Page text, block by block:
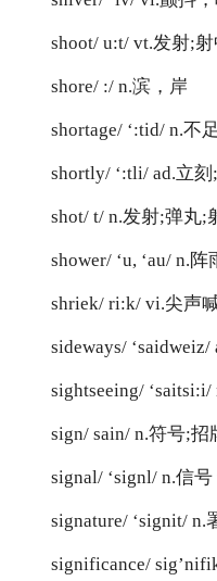
shoot/ u:t/ vt.发射;
shore/ :/ n.滨，岸
shortage/ ‘:tid/ n.不
shortly/ ‘:tli/ ad.立
shot/ t/ n.发射;弹丸;
shower/ ‘u, ‘au/ n.
shriek/ ri:k/ vi.尖声
sideways/
sightseeing/
sign/ sain/ n.符号;招
signal/ ‘signl/ n.信
signature/ ‘signit/ n.
significance/